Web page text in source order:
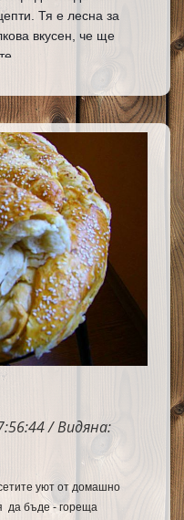
Тя е лесна за
вкусен, че ще
/ Видяна:
уют от домашно
да бъде - гореща